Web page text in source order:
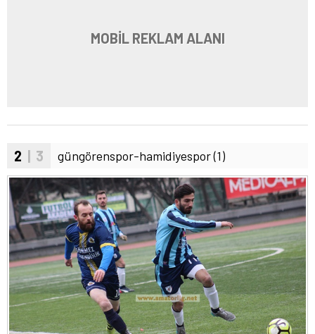
MOBİL REKLAM ALANI
2 | 3 güngörenspor-hamidiyespor (1)